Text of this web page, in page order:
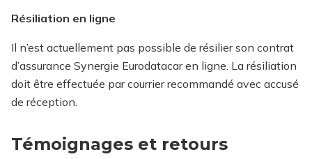
Résiliation en ligne
Il n’est actuellement pas possible de résilier son contrat
d’assurance Synergie Eurodatacar en ligne. La résiliation
doit être effectuée par courrier recommandé avec accusé
de réception.
Témoignages et retours